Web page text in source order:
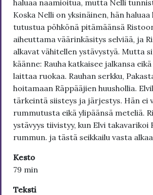
haluaa naamioitua, mutta Nelli
Koska Nelli on yksinäinen, hän
tutustua pöhkönä pitämäänsä
aiheuttama väärinkäsitys selviää, ja
alkavat vähitellen ystävystyä. Mutta
käänne: Rauha katkaisee jalkansa
laittaa ruokaa. Rauhan serkku,
hoitamaan Räppääjien huushollia.
tärkeintä siisteys ja järjestys. Hän ei
rummutusta eikä ylipäänsä meteliä.
ystävyys tiivistyy, kun Elvi takavarikoi
rummun. ja tästä seikkailu vasta
Kesto
79 min
Teksti